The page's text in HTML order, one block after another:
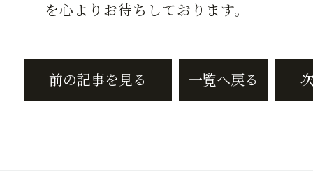
を心よりお待ちしております。
前の記事を見る 一覧へ戻る